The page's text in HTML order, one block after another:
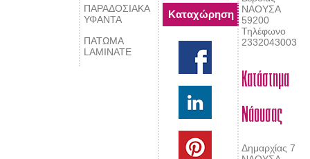
ΠΑΡΑΔΟΣΙΑΚΑ
ΥΦΑΝΤΑ
ΠΑΤΩΜΑ
LAMINATE
ΝΑΟΥΣΑ
59200
Τηλέφωνο
2332043003
Κατάστημα
Νάουσας
Δημαρχίας 7